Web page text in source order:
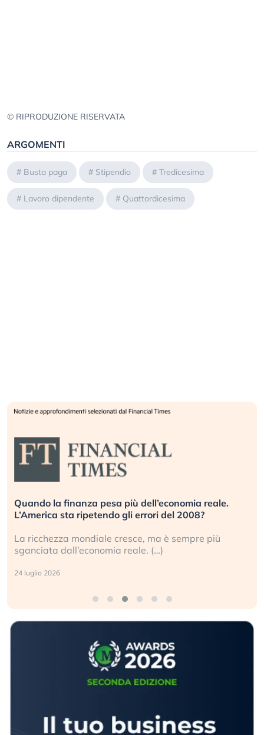
© RIPRODUZIONE RISERVATA
ARGOMENTI
# Busta paga # Stipendio # Tredicesima
# Lavoro dipendente # Quattordicesima
Quando la finanza pesa più dell’economia reale.
L’America sta ripetendo gli errori del 2008?
La ricchezza mondiale cresce, ma è sempre più
sganciata dall’economia reale. (…)
24 luglio 2026